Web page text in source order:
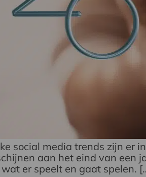
social media trends zijn er
aan het eind van een
er speelt en gaat spelen.